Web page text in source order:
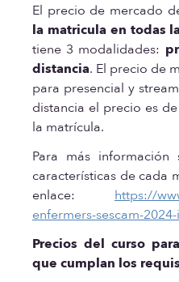
El precio de mercado
la matricula en todas
tiene 3 modalidades:
distancia. El precio de
para presencial y
distancia el precio es
la matrícula.
Para más
características de cada
enlace: https://
enfermers-sescam-
Precios del curso
que cumplan los